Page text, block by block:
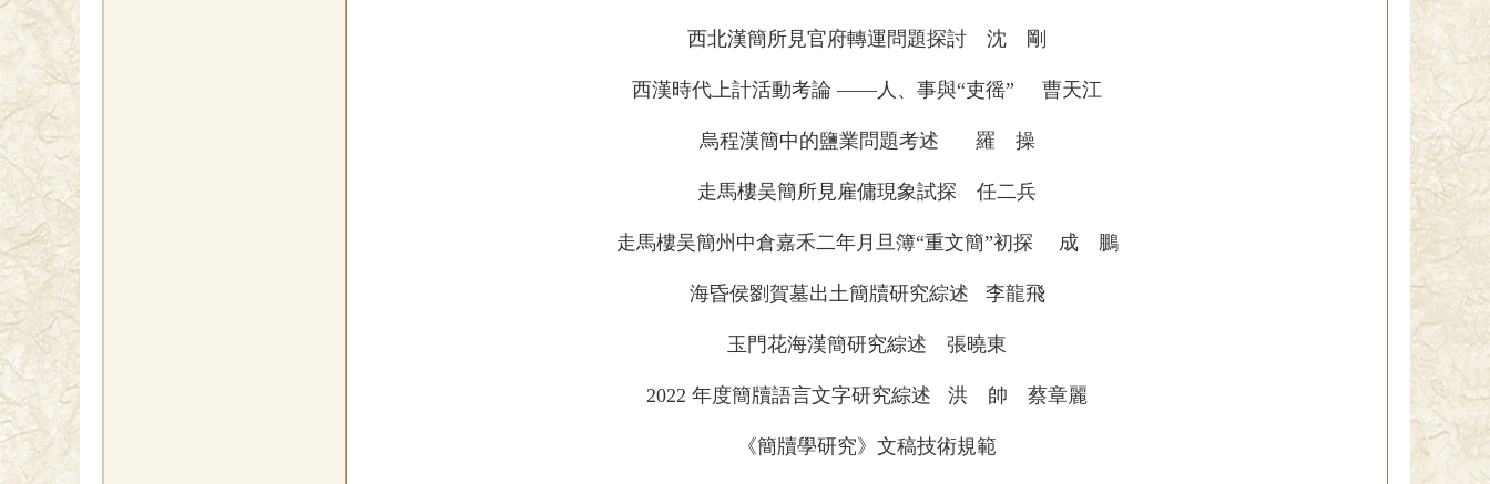
西北漢簡所見官府轉運問題探討 沈 剛
西漢時代上計活動考論 ——人、事與“吏徭” 曹天江
烏程漢簡中的鹽業問題考述 羅 操
走馬樓吴簡所見雇傭現象試探 任二兵
走馬樓吴簡州中倉嘉禾二年月旦簿“重文簡”初探 成 鵬
海昏侯劉賀墓出土簡牘研究綜述 李龍飛
玉門花海漢簡研究綜述 張曉東
2022 年度簡牘語言文字研究綜述 洪 帥 蔡章麗
《簡牘學研究》文稿技術規範